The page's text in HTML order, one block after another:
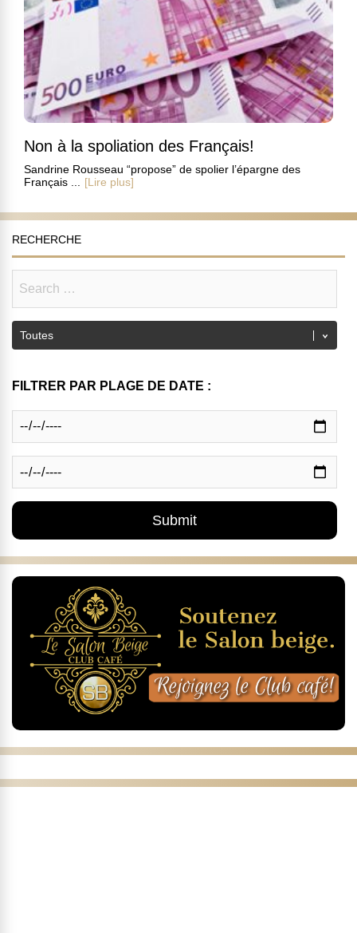
Non à la spoliation des Français!
Sandrine Rousseau “propose” de spolier l’épargne des
Français ...
[Lire plus]
RECHERCHE
FILTRER PAR PLAGE DE DATE :